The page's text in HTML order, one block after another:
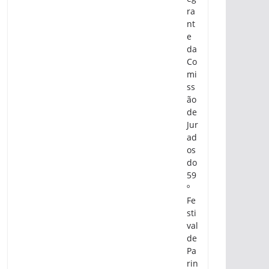
ra
nt
e
da
Co
mi
ss
ão
de
Jur
ad
os
do
59
º
Fe
sti
val
de
Pa
rin